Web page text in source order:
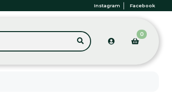
Instagram Facebook
0